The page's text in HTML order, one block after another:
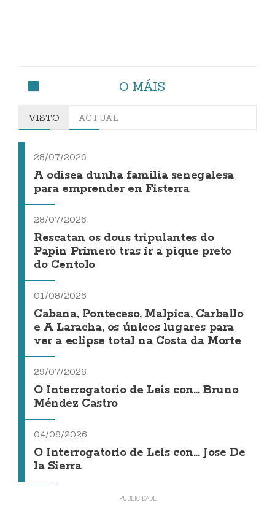
O MÁIS
VISTO ACTUAL
28/07/2026
A odisea dunha familia senegalesa
para emprender en Fisterra
28/07/2026
Rescatan os dous tripulantes do
Papin Primero tras ir a pique preto
do Centolo
01/08/2026
Cabana, Ponteceso, Malpica, Carballo
e A Laracha, os únicos lugares para
ver a eclipse total na Costa da Morte
29/07/2026
O Interrogatorio de Leis con... Bruno
Méndez Castro
04/08/2026
O Interrogatorio de Leis con... Jose De
la Sierra